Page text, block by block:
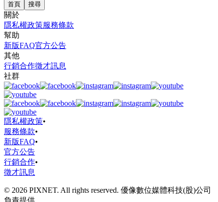
首頁 搜尋
關於
隱私權政策服務條款
幫助
新版FAQ官方公告
其他
行銷合作徵才訊息
社群
隱私權政策•
服務條款•
新版FAQ•
官方公告
行銷合作•
徵才訊息
© 2026 PIXNET. All rights reserved. 優像數位媒體科技(股)公司
負責提供